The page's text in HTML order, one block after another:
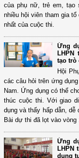
của phụ nữ, trẻ em, tạo
nhiều hội viên tham gia
nhất của cuộc thi.
Ứng
LHPN
tạo trò
Hội
các câu hỏi trên ứng
Nam. Ứng dụng có thể
thúc cuộc thi. Với giao
dụng và thấy hấp dẫn, dễ
Bài dự thi đã lọt vào
Ứng
LHPN
dung